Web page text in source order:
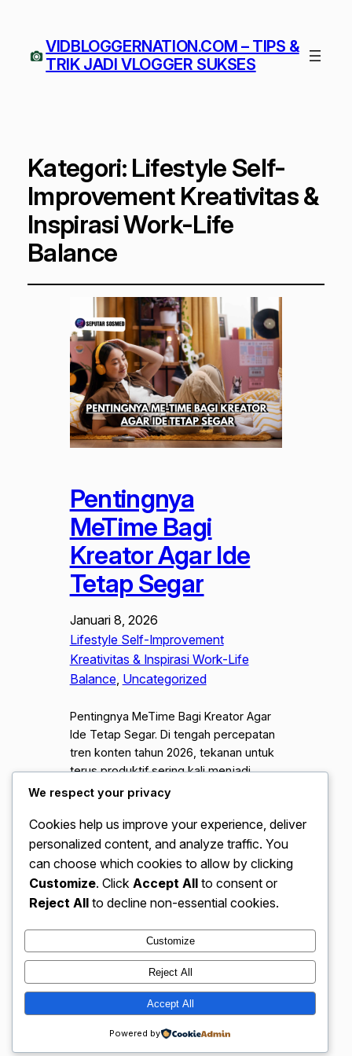
VIDBLOGGERNATION.COM – TIPS &
TRIK JADI VLOGGER SUKSES
Kategori: Lifestyle Self-
Improvement Kreativitas &
Inspirasi Work-Life
Balance
Pentingnya
MeTime Bagi
Kreator Agar Ide
Tetap Segar
Januari 8, 2026
Lifestyle Self-Improvement
Kreativitas & Inspirasi Work-Life
Balance, Uncategorized
Pentingnya MeTime Bagi Kreator Agar
Ide Tetap Segar. Di tengah percepatan
tren konten tahun 2026, tekanan untuk
terus produktif sering kali menjadi
bumerang bagi para kreator konten.
tinggi kerap membuat vlogger,
desainer, maupun penulis terjebak
dalam siklus kerja tanpa henti.
Akibatnya, fenomena creative burnout
atau kelelahan kreatif menjadi ancaman
VidBloggerNation.com – Tips &
Trik Jadi Vlogger Sukses
Instagram
X
We respect your privacy
Cookies help us improve your experience, deliver
personalized content, and analyze traffic. You
can choose which cookies to allow by clicking
Customize. Click Accept All to consent or
Reject All to decline non-essential cookies.
Customize
Reject All
Accept All
Powered by